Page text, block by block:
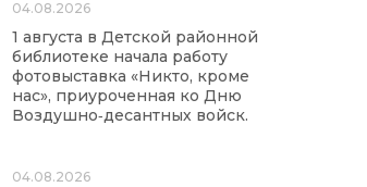
04.08.2026
1 августа в Детской районной
библиотеке начала работу
фотовыставка «Никто, кроме
нас», приуроченная ко Дню
Воздушно‑десантных войск.
04.08.2026